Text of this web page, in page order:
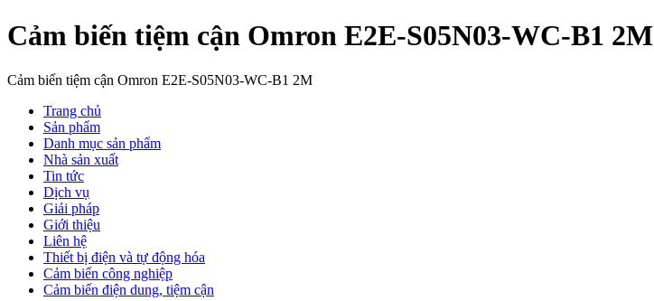
Cảm biến tiệm cận Omron E2E-S05N03-WC-B1 2M
Cảm biến tiệm cận Omron E2E-S05N03-WC-B1 2M
Trang chủ
Sản phẩm
Danh mục sản phẩm
Nhà sản xuất
Tin tức
Dịch vụ
Giải pháp
Giới thiệu
Liên hệ
Thiết bị điện và tự động hóa
Cảm biến công nghiệp
Cảm biến điện dung, tiệm cận